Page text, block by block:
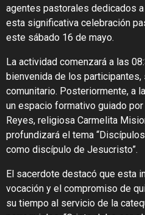
agentes pastorales dedicados
esta significativa celebración
este sábado 16 de mayo.
La actividad comenzará a las
bienvenida de los participantes,
comunitario. Posteriormente, a
un espacio formativo guiado
Reyes, religiosa Carmelita
profundizará el tema
como discípulo de Jesucristo”.
El sacerdote destacó que esta
vocación y el compromiso de
su tiempo al servicio de la